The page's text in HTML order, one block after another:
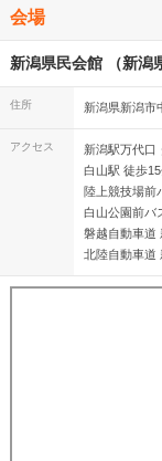
会場
新潟県民会館 （新潟
住所 新潟県新潟市
アクセス
新潟駅万代口
白山駅 徒歩
陸上競技場前
白山公園前バ
磐越自動車道
北陸自動車道